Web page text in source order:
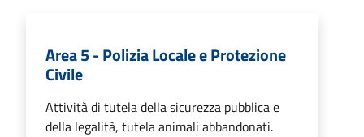
Area 5 - Polizia Locale e Protezione
Civile
Attività di tutela della sicurezza pubblica e
della legalità, tutela animali abbandonati.